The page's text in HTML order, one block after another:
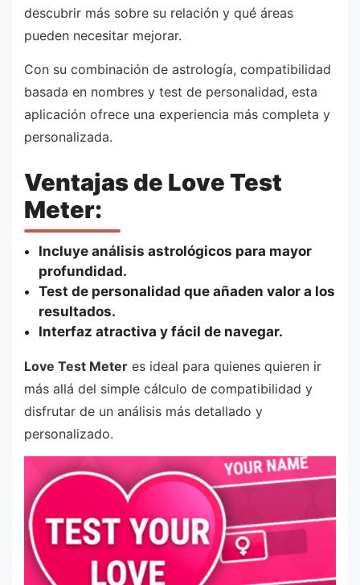
descubrir más sobre su relación y qué áreas
pueden necesitar mejorar.
Con su combinación de astrología, compatibilidad
basada en nombres y test de personalidad, esta
aplicación ofrece una experiencia más completa y
personalizada.
Ventajas de Love Test
Meter:
Incluye análisis astrológicos para mayor
profundidad.
Test de personalidad que añaden valor a los
resultados.
Interfaz atractiva y fácil de navegar.
Love Test Meter es ideal para quienes quieren ir
más allá del simple cálculo de compatibilidad y
disfrutar de un análisis más detallado y
personalizado.